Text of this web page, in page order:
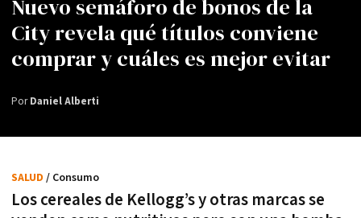
Nuevo semáforo de bonos de la
City revela qué títulos conviene
comprar y cuáles es mejor evitar
PorDaniel Alberti
Los cereales de Kellogg’s y otras marcas se
SALUD / Consumo